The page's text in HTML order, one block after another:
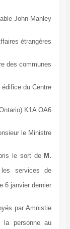
John Manley
Affaires étrangères
des communes
édifice du Centre
(Ontario) K1A OA6
Monsieur le Ministre,
le sort de
les services de
le 6 janvier dernier.
par Amnistie
la personne au